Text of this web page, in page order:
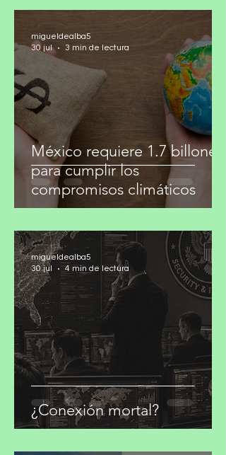
México requiere 1.7 billones
para cumplir los
compromisos climáticos
migueldealba5
30 jul
3 min de lectura
¿Conexión mortal?
migueldealba5
30 jul
4 min de lectura